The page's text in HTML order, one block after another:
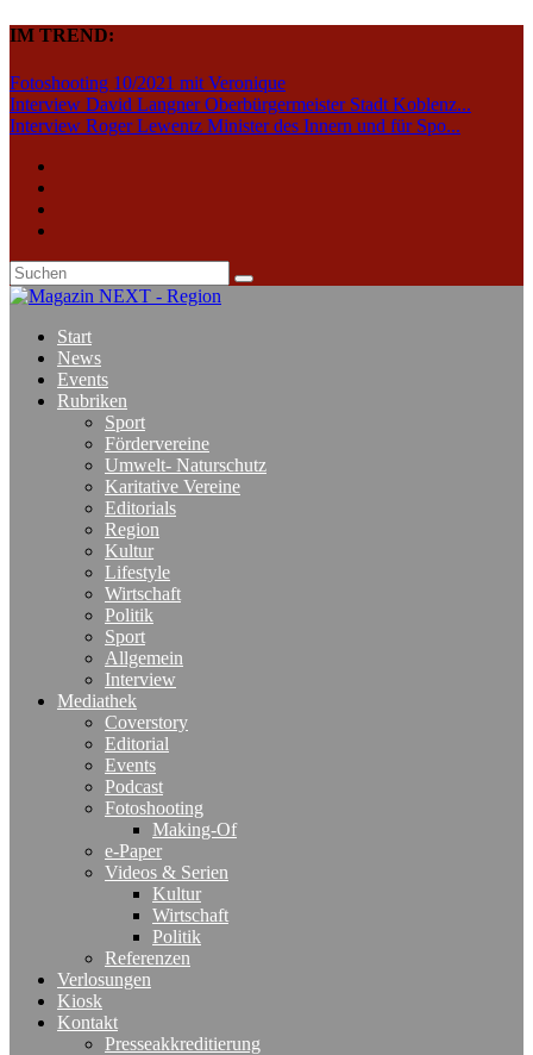
IM TREND:
Fotoshooting 10/2021 mit Veronique
Interview David Langner Oberbürgermeister Stadt Koblenz...
Interview Roger Lewentz Minister des Innern und für Spo...
Start
News
Events
Rubriken
Sport
Fördervereine
Umwelt- Naturschutz
Karitative Vereine
Editorials
Region
Kultur
Lifestyle
Wirtschaft
Politik
Sport
Allgemein
Interview
Mediathek
Coverstory
Editorial
Events
Podcast
Fotoshooting
Making-Of
e-Paper
Videos & Serien
Kultur
Wirtschaft
Politik
Referenzen
Verlosungen
Kiosk
Kontakt
Presseakkreditierung